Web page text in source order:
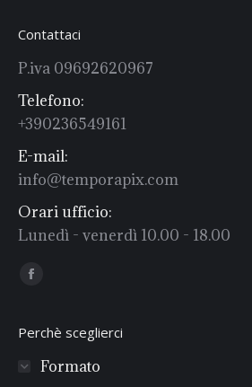
Contattaci
P.iva 09692620967
Telefono:
+390236549161
E-mail:
info@temporapix.com
Orari ufficio:
Lunedì - venerdì 10.00 - 18.00
Find us on:
Facebook
Perchè sceglierci
Formato